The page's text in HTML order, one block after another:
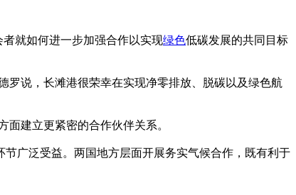
就如何进一步加强合作以实现绿色低碳发展的共同目标
说，长滩港很荣幸在实现净零排放、脱碳以及绿色航
建立更紧密的合作伙伴关系。
广泛受益。两国地方层面开展务实气候合作，既有利于